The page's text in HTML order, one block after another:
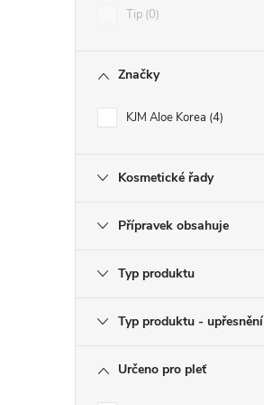
Tip 0
Značky
KJM Aloe Korea 4
Kosmetické řady
Přípravek obsahuje
Typ produktu
Typ produktu - upřesnění
Určeno pro pleť